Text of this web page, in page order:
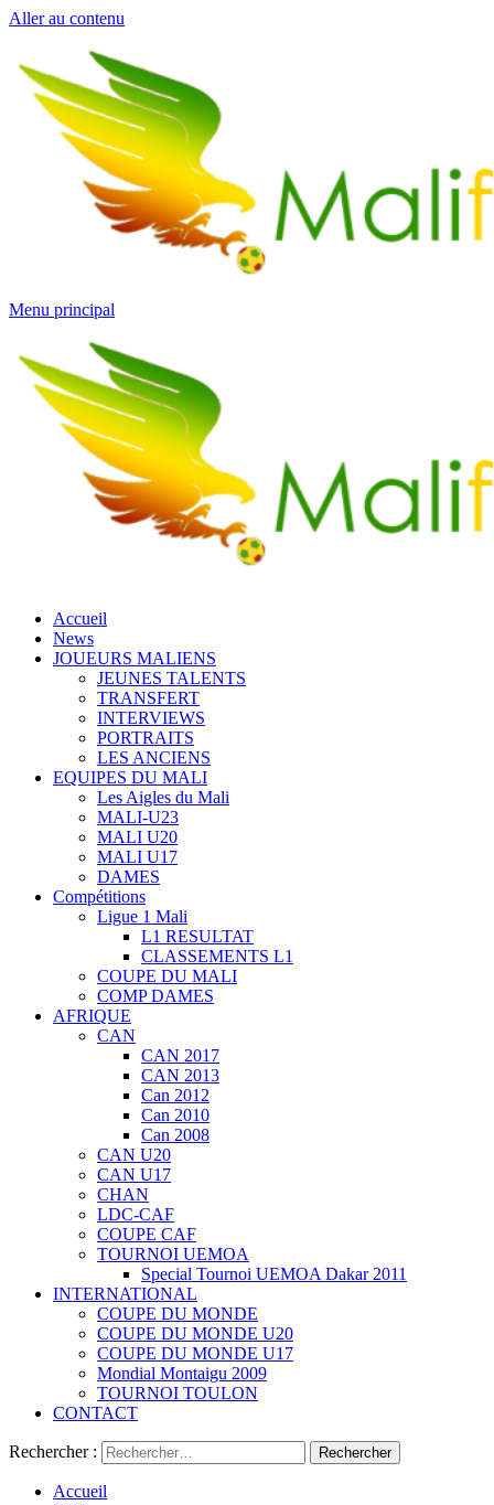
Aller au contenu
Menu principal
Accueil
News
JOUEURS MALIENS
JEUNES TALENTS
TRANSFERT
INTERVIEWS
PORTRAITS
LES ANCIENS
EQUIPES DU MALI
Les Aigles du Mali
MALI-U23
MALI U20
MALI U17
DAMES
Compétitions
Ligue 1 Mali
L1 RESULTAT
CLASSEMENTS L1
COUPE DU MALI
COMP DAMES
AFRIQUE
CAN
CAN 2017
CAN 2013
Can 2012
Can 2010
Can 2008
CAN U20
CAN U17
CHAN
LDC-CAF
COUPE CAF
TOURNOI UEMOA
Special Tournoi UEMOA Dakar 2011
INTERNATIONAL
COUPE DU MONDE
COUPE DU MONDE U20
COUPE DU MONDE U17
Mondial Montaigu 2009
TOURNOI TOULON
CONTACT
Rechercher :
Accueil